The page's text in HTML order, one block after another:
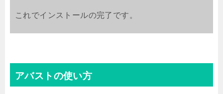
これでインストールの完了です。
アバストの使い方